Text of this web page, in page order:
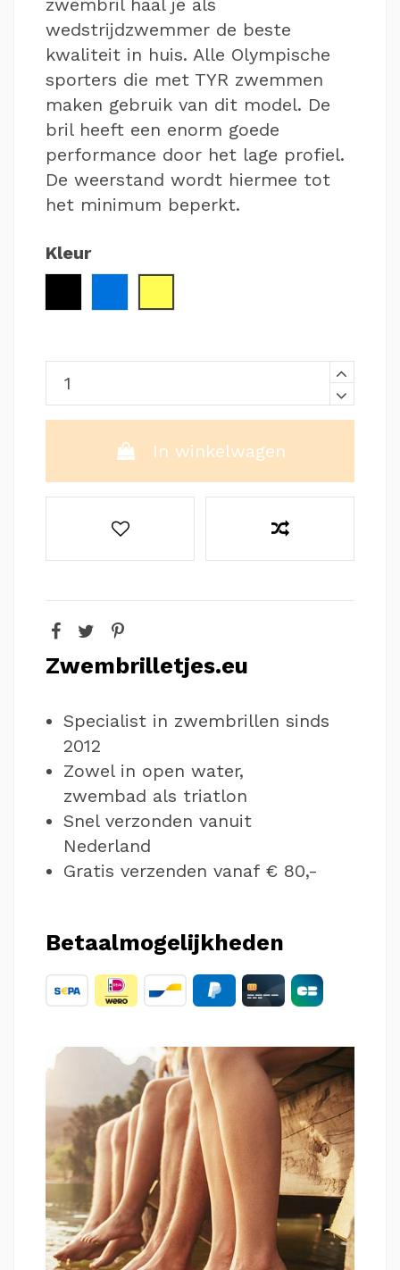
zwembril haal je als
wedstrijdzwemmer de beste
kwaliteit in huis. Alle Olympische
sporters die met TYR zwemmen
maken gebruik van dit model. De
bril heeft een enorm goede
performance door het lage profiel.
De weerstand wordt hiermee tot
het minimum beperkt.
Kleur
In winkelwagen
Zwembrilletjes.eu
Specialist in zwembrillen sinds
2012
Zowel in open water,
zwembad als triatlon
Snel verzonden vanuit
Nederland
Gratis verzenden vanaf € 80,-
Betaalmogelijkheden